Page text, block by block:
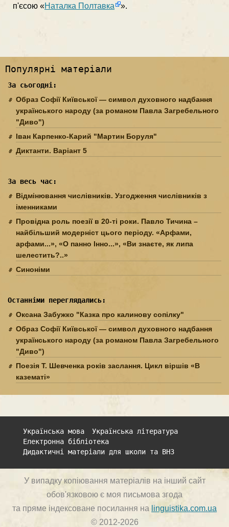
п'єсою «Наталка Полтавка ».
Популярні матеріали
За сьогодні:
Образ Софії Київської — символ духовного надбання
українського народу (за романом Павла Загребельного
"Диво")
Іван Карпенко-Карий "Мартин Боруля"
Диктанти. Варіант 5
За весь час:
Відмінювання числівників. Узгодження числівників з
іменниками
Провідна роль поезії в 20-ті роки. Павло Тичина –
найбільший модерніст цього періоду. «Арфами,
арфами...», «О панно Інно...», «Ви знаєте, як липа
шелестить?..»
Синоніми
Останніми переглядались:
Оксана Забужко "Казка про калинову сопілку"
Образ Софії Київської — символ духовного надбання
українського народу (за романом Павла Загребельного
"Диво")
Поезія Т. Шевченка років заслання. Цикл віршів «В
казематі»
Українська мова
Українська література
Електронна бібліотека
Дидактичні матеріали для школи та ВНЗ
У випадку копіювання матеріалів на інший сайт
обов'язковою є моя письмова згода
та пряме індексоване посилання на linguistika.com.ua
© 2012-2026